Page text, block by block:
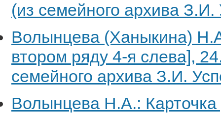
(из семейного архива З.И.
Волынцева (Ханыкина)
втором ряду 4-я слева],
семейного архива З.И.
Волынцева Н.А.: Карточка